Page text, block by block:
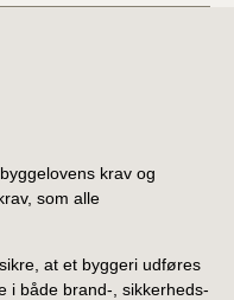
krav og
som alle
at et byggeri udføres
i både brand-, sikkerheds-